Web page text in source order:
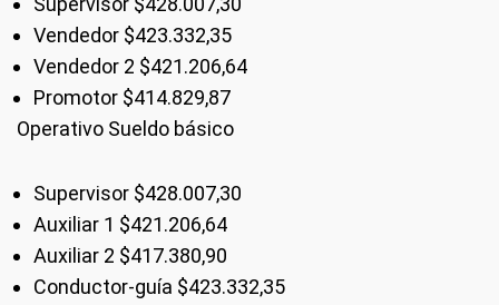
Vendedor $423.332,35
Vendedor 2 $421.206,64
Promotor $414.829,87
Operativo Sueldo básico
Supervisor $428.007,30
Auxiliar 1 $421.206,64
Auxiliar 2 $417.380,90
Conductor-guía $423.332,35